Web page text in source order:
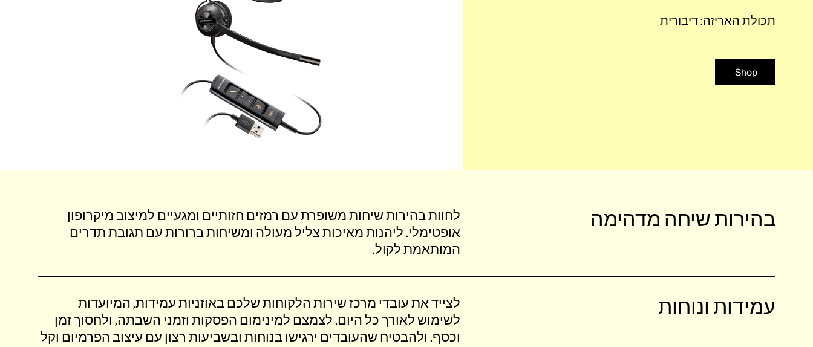
תכולת האריזה: דיבורית
Shop
בהירות שיחה מדהימה
לחוות בהירות שיחות משופרת עם רמזים חזותיים ומגעיים למיצוב מיקרופון
אופטימלי‎. ליהנות מאיכות צליל מעולה ומשיחות ברורות עם תגובת תדרים
המותאמת לקול‎.
עמידות ונוחות
לצייד את עובדי מרכז שירות הלקוחות שלכם באוזניות עמידות, המיועדות
לשימוש לאורך כל היום‎. לצמצם למינימום הפסקות וזמני השבתה, ולחסוך זמן
וכסף‎. ולהבטיח שהעובדים ירגישו בנוחות ובשביעות רצון עם עיצוב הפרמיום וקל